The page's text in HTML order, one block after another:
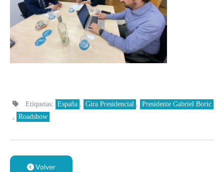
Etiquetas: España , Gira Presidencial , Presidente Gabriel Boric
, Roadshow
Volver